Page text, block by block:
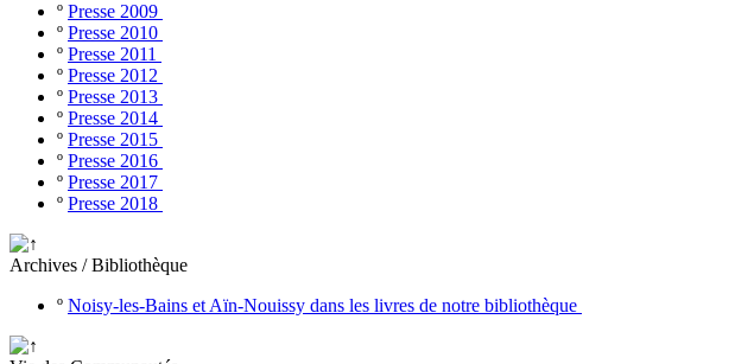
º Presse 2009
º Presse 2010
º Presse 2011
º Presse 2012
º Presse 2013
º Presse 2014
º Presse 2015
º Presse 2016
º Presse 2017
º Presse 2018
Archives / Bibliothèque
º Noisy-les-Bains et Aïn-Nouissy dans les livres de notre bibliothèque